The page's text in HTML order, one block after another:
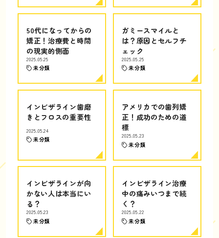
50代になってからの
矯正！治療費と時間
の現実的側面
2025.05.25
未分類
ガミースマイルと
は？原因とセルフチ
ェック
2025.05.25
未分類
インビザライン歯磨
きとフロスの重要性
2025.05.24
未分類
アメリカでの歯列矯
正！成功のための道
標
2025.05.23
未分類
インビザラインが向
かない人は本当にい
る？
2025.05.23
未分類
インビザライン治療
中の痛みいつまで続
く？
2025.05.22
未分類